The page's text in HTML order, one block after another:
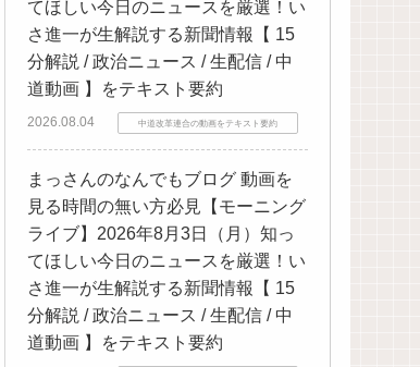
てほしい今日のニュースを厳選！い
さ進一が生解説する新聞情報【 15
分解説 / 政治ニュース / 生配信 / 中
道動画 】をテキスト要約
2026.08.04 中道改革連合の動画をテキスト要約
まっさんのなんでもブログ 動画を
見る時間の無い方必見【モーニング
ライブ】2026年8月3日（月）知っ
てほしい今日のニュースを厳選！い
さ進一が生解説する新聞情報【 15
分解説 / 政治ニュース / 生配信 / 中
道動画 】をテキスト要約